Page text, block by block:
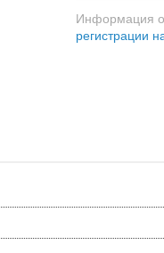
Информация о
регистрации